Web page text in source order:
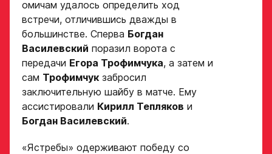
омичам удалось определить ход
встречи, отличившись дважды в
большинстве. Сперва Богдан
Василевский поразил ворота с
передачи Егора Трофимчука, а затем и
сам Трофимчук забросил
заключительную шайбу в матче. Ему
ассистировали Кирилл Тепляков и
Богдан Василевский.
«Ястребы» одерживают победу со
ФИО игрока
Дата рождения игрока
полностью
Вес игрока
hockey или trackhockey